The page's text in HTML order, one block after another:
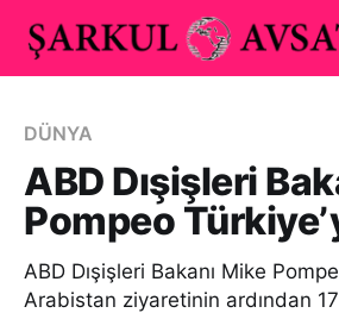
DÜNYA
ABD Dışişleri
Pompeo
ABD Dışişleri Bakanı Mike
Arabistan ziyaretinin ardından